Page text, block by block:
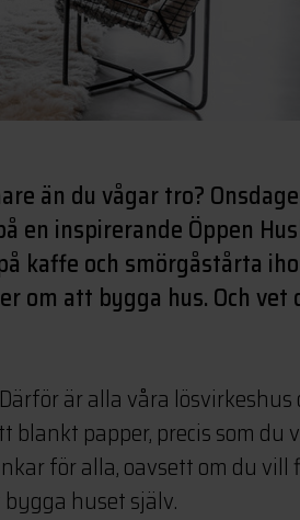
än du vågar tro?
en inspirerande Öppen
kaffe och smörgåstårta
om att bygga hus. Och vet
är alla våra lösvirkeshus
papper, precis som du
för alla, oavsett om du
huset själv.